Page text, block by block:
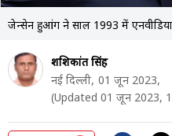
जेन्सेन हुआंग ने साल 1993 में
शशिकांत सिंह
नई दिल्ली, 01 जून 2023,
(Updated 01 जून 2023,